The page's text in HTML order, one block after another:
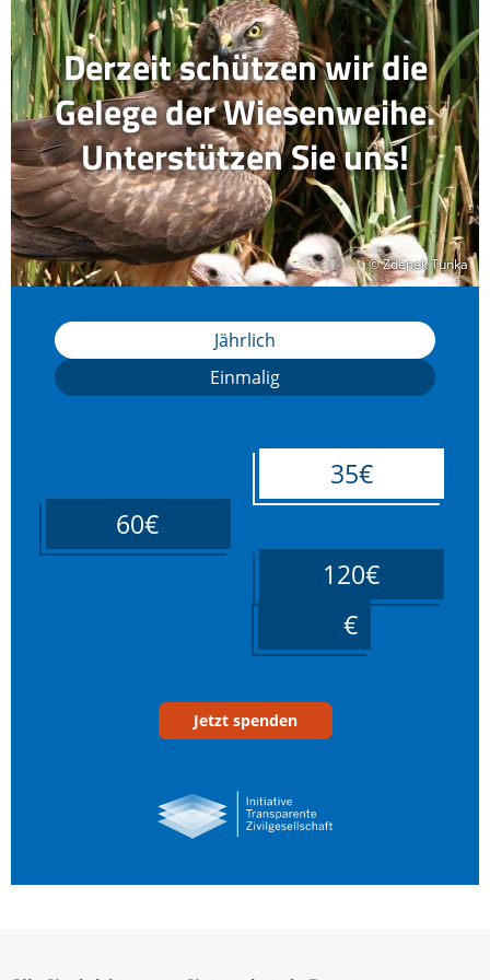
© Zdenek Tunka
© Zdenek Tunka
Derzeit schützen wir die
Gelege der Wiesenweihe.
Unterstützen Sie uns!
Jährlich
Einmalig
35€
60€
120€
Jetzt spenden